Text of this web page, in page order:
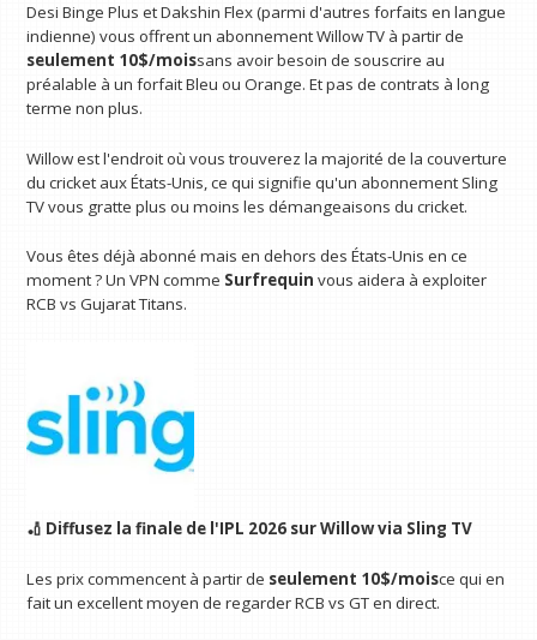
Desi Binge Plus et Dakshin Flex (parmi d'autres forfaits en langue
indienne) vous offrent un abonnement Willow TV à partir de
seulement 10$/moissans avoir besoin de souscrire au
préalable à un forfait Bleu ou Orange. Et pas de contrats à long
terme non plus.
Willow est l'endroit où vous trouverez la majorité de la couverture
du cricket aux États-Unis, ce qui signifie qu'un abonnement Sling
TV vous gratte plus ou moins les démangeaisons du cricket.
Vous êtes déjà abonné mais en dehors des États-Unis en ce
moment ? Un VPN comme Surfrequin vous aidera à exploiter
RCB vs Gujarat Titans.
🏏 Diffusez la finale de l'IPL 2026 sur Willow via Sling TV
Les prix commencent à partir de seulement 10$/moisce qui en
fait un excellent moyen de regarder RCB vs GT en direct.